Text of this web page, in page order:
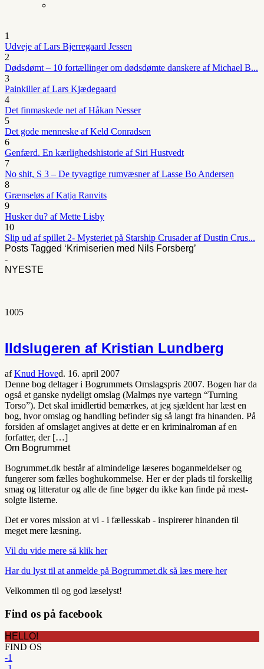
1
Udveje af Lars Bjerregaard Jessen
2
Dødsdømt – 10 fortællinger om dødsdømte danskere af Michael B...
3
Painkiller af Lars Kjædegaard
4
Det finmaskede net af Håkan Nesser
5
Det gode menneske af Keld Conradsen
6
Genfærd. En kærlighedshistorie af Siri Hustvedt
7
No shit, S 3 – De tyvagtige rumvæsner af Lasse Bo Andersen
8
Grænseløs af Katja Ranvits
9
Husker du? af Mette Lisby
10
Slip ud af spillet 2- Mysteriet på Starship Crusader af Dustin Crus...
Posts Tagged ‘Krimiserien med Nils Forsberg’
-
NYESTE
1005
Ildslugeren af Kristian Lundberg
afKnud Hoved. 16. april 2007
Denne bog deltager i Bogrummets Omslagspris 2007. Bogen har da
også et ganske nydeligt omslag (Malmøs nye vartegn “Turning
Torso”). Det skal imidlertid bemærkes, at jeg sjældent har læst en
bog, hvor omslag og handling befinder sig så langt fra hinanden. På
forsiden af omslaget angives at dette er en kriminalroman af en
forfatter, der […]
Om Bogrummet
Bogrummet.dk består af almindelige læseres boganmeldelser og
fungerer som fælles boghukommelse. Her er der plads til forskellig
smag og litteratur og alle de fine bøger du ikke kan finde på mest-
solgte listerne.
Det er vores mission at vi - i fællesskab - inspirerer hinanden til
meget mere læsning.
Vil du vide mere så klik her
Har du lyst til at anmelde på Bogrummet.dk så læs mere her
Velkommen til og god læselyst!
Find os på facebook
HELLO!
FIND OS
-1